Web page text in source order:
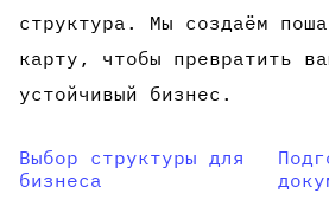
структура. Мы создаём
карту, чтобы превратить
устойчивый бизнес.
Выбор структуры для
бизнеса